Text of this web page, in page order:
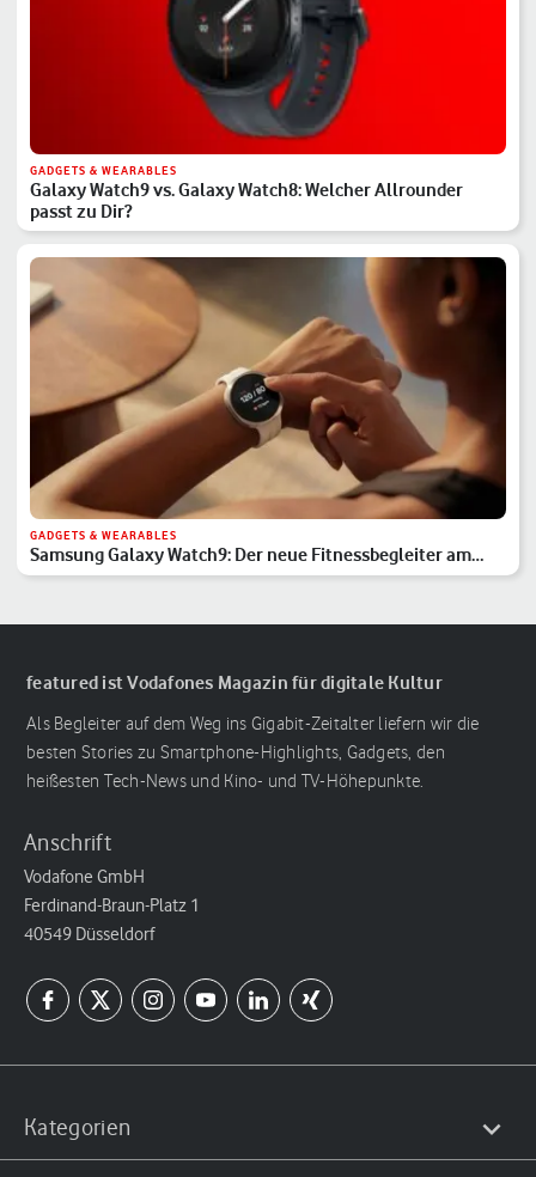
GADGETS & WEARABLES
Galaxy Watch9 vs. Galaxy Watch8: Welcher Allrounder
passt zu Dir?
GADGETS & WEARABLES
Samsung Galaxy Watch9: Der neue Fitnessbegleiter am
Handgelenk
featured ist Vodafones Magazin für digitale Kultur
Als Begleiter auf dem Weg ins Gigabit-Zeitalter liefern wir die
besten Stories zu Smartphone-Highlights, Gadgets, den
heißesten Tech-News und Kino- und TV-Höhepunkte.
Anschrift
Vodafone GmbH
Ferdinand-Braun-Platz 1
40549 Düsseldorf
Kategorien